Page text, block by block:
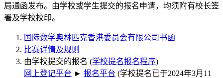
局通函发布。由学校或学生提交的报名申请，均须附有校长签
署及学校校印。
国际数学奥林匹克香港委员会有限公司书函
比赛详情及规则
由学校提交的报名 (学校提名报名程序)
网上登记平台 ► 报名平台 (学校提名已于2024年3月11